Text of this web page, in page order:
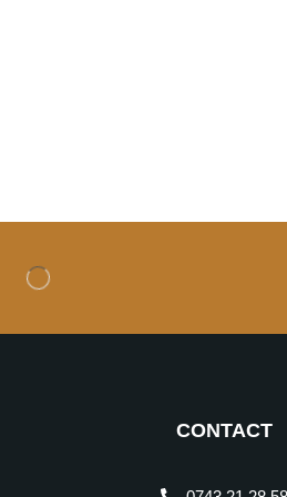
CONTACT